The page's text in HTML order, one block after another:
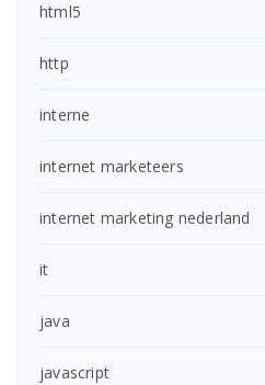
html5
http
interne
internet marketeers
internet marketing nederland
it
java
javascript